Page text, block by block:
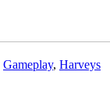
Gameplay, Harveys